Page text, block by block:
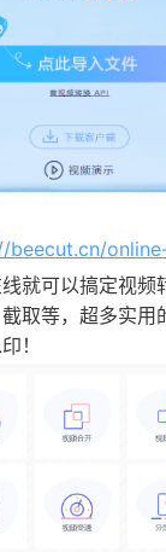
beecut.cn/
就可以搞定视频
取等，超多实用
！